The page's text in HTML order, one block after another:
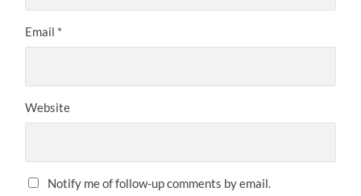
Email *
Website
Notify me of follow-up comments by email.